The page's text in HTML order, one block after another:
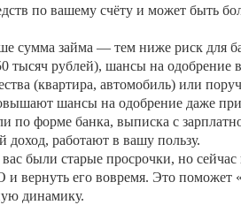
по вашему счёту и может быть
сумма займа — тем ниже риск для
тысяч рублей), шансы на одобрение
(квартира, автомобиль) или
шансы на одобрение даже
по форме банка, выписка с
работают в вашу пользу.
были старые просрочки, но
вернуть его вовремя. Это поможет
динамику.